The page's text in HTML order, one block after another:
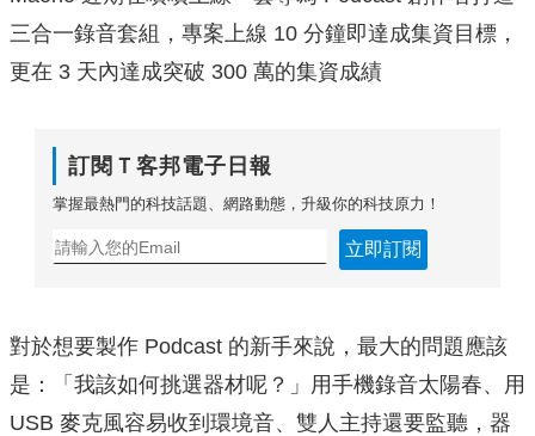
三合一錄音套組，專案上線 10 分鐘即達成集資目標，
更在 3 天內達成突破 300 萬的集資成績
訂閱Ｔ客邦電子日報
掌握最熱門的科技話題、網路動態，升級你的科技原力！
立即訂閱
對於想要製作 Podcast 的新手來說，最大的問題應該
是：「我該如何挑選器材呢？」用手機錄音太陽春、用
USB 麥克風容易收到環境音、雙人主持還要監聽，器